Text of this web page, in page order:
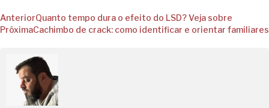
AnteriorQuanto tempo dura o efeito do LSD? Veja sobre
PróximaCachimbo de crack: como identificar e orientar familiares